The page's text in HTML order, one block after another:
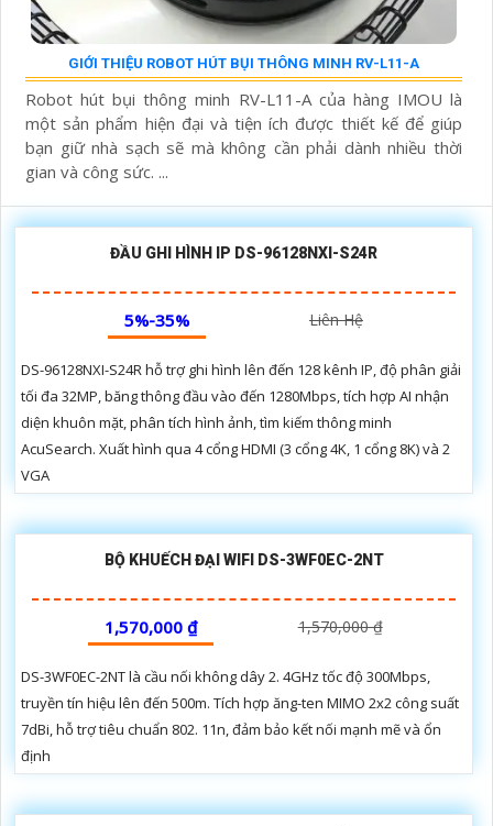
GIỚI THIỆU ROBOT HÚT BỤI THÔNG MINH RV-L11-A
Robot hút bụi thông minh RV-L11-A của hàng IMOU là
một sản phẩm hiện đại và tiện ích được thiết kế để giúp
bạn giữ nhà sạch sẽ mà không cần phải dành nhiều thời
gian và công sức. ...
ĐẦU GHI HÌNH IP DS-96128NXI-S24R
5%-35% Liên Hệ
DS-96128NXI-S24R hỗ trợ ghi hình lên đến 128 kênh IP, độ phân giải
tối đa 32MP, băng thông đầu vào đến 1280Mbps, tích hợp AI nhận
diện khuôn mặt, phân tích hình ảnh, tìm kiếm thông minh
AcuSearch. Xuất hình qua 4 cổng HDMI (3 cổng 4K, 1 cổng 8K) và 2
VGA
BỘ KHUẾCH ĐẠI WIFI DS-3WF0EC-2NT
1,570,000 ₫ 1,570,000 ₫
DS-3WF0EC-2NT là cầu nối không dây 2. 4GHz tốc độ 300Mbps,
truyền tín hiệu lên đến 500m. Tích hợp ăng-ten MIMO 2x2 công suất
7dBi, hỗ trợ tiêu chuẩn 802. 11n, đảm bảo kết nối mạnh mẽ và ổn
định